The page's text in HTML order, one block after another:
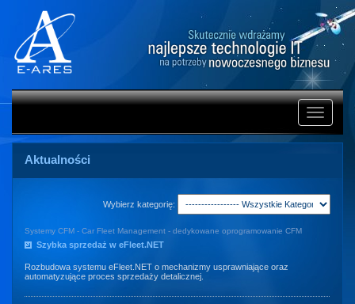
Rozwiń
Aktualności
Wybierz kategorię:
Systemy CFM - Car Fleet Management - dedykowane oprogramowanie CFM
Szybka sprzedaż w eFleet.NET
Rozbudowa systemu eFleet.NET o mechanizmy usprawniające oraz
automatyzujące proces sprzedaży detalicznej.